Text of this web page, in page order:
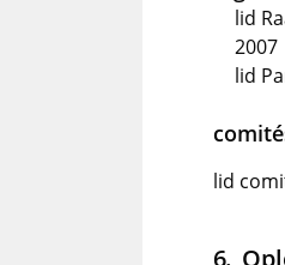
lid
2007
lid
lid